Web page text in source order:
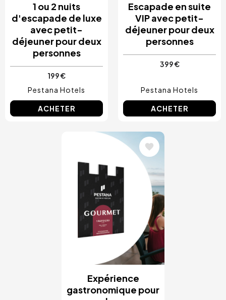
1 ou 2 nuits
d'escapade de luxe
avec petit-
déjeuner pour deux
personnes
199 €
Pestana Hotels
ACHETER
Escapade en suite
VIP avec petit-
déjeuner pour deux
personnes
399 €
Pestana Hotels
ACHETER
Expérience
gastronomique pour